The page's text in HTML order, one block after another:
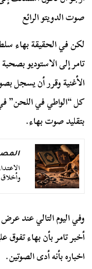
صوت الدويتو الرائع
لكن في الحقيقة بهاء
تامر إلى الاستوديو
الأغنية وقرر أن يسجل
كل “الواطي في اللحن”
بتقليد صوت بهاء.
وفي اليوم التالي عند
أخبر تامر بأن بهاء تفوق
اخباره بأنه أدى الصوتين.